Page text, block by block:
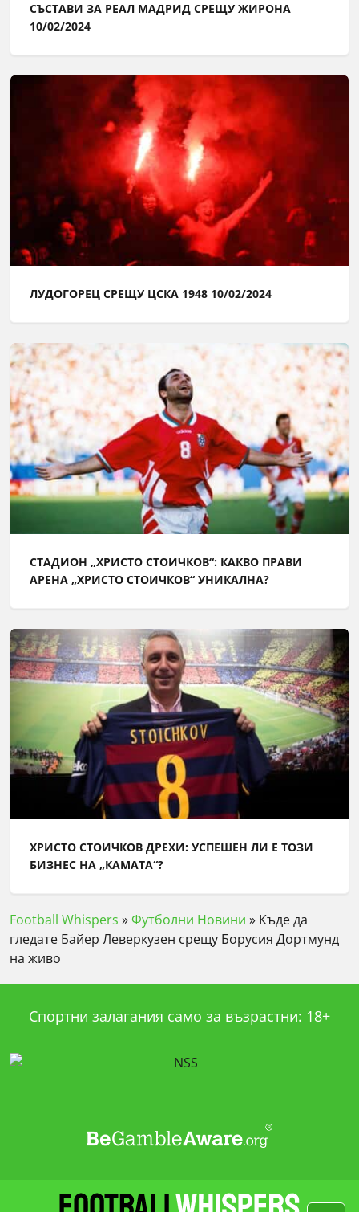
СЪСТАВИ ЗА РЕАЛ МАДРИД СРЕЩУ ЖИРОНА
10/02/2024
ЛУДОГОРЕЦ СРЕЩУ ЦСКА 1948 10/02/2024
СТАДИОН „ХРИСТО СТОИЧКОВ“: КАКВО ПРАВИ
АРЕНА „ХРИСТО СТОИЧКОВ“ УНИКАЛНА?
ХРИСТО СТОИЧКОВ ДРЕХИ: УСПЕШЕН ЛИ Е ТОЗИ
БИЗНЕС НА „КАМАТА“?
Football Whispers »Футболни Новини » Къде да
гледате Байер Леверкузен срещу Борусия Дортмунд
на живо
Спортни залагания само за възрастни: 18+